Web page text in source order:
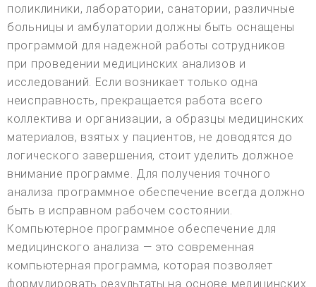
поликлиники, лаборатории, санатории, различные
больницы и амбулатории должны быть оснащены
программой для надежной работы сотрудников
при проведении медицинских анализов и
исследований. Если возникает только одна
неисправность, прекращается работа всего
коллектива и организации, а образцы медицинских
материалов, взятых у пациентов, не доводятся до
логического завершения, стоит уделить должное
внимание программе. Для получения точного
анализа программное обеспечение всегда должно
быть в исправном рабочем состоянии.
Компьютерное программное обеспечение для
медицинского анализа — это современная
компьютерная программа, которая позволяет
формулировать результаты на основе медицинских